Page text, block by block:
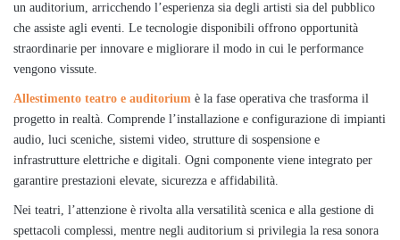
un auditorium, arricchendo l’esperienza sia degli artisti sia del pubblico
che assiste agli eventi. Le tecnologie disponibili offrono opportunità
straordinarie per innovare e migliorare il modo in cui le performance
vengono vissute.
Allestimento teatro e auditorium è la fase operativa che trasforma il
progetto in realtà. Comprende l’installazione e configurazione di impianti
audio, luci sceniche, sistemi video, strutture di sospensione e
infrastrutture elettriche e digitali. Ogni componente viene integrato per
garantire prestazioni elevate, sicurezza e affidabilità.
Nei teatri, l’attenzione è rivolta alla versatilità scenica e alla gestione di
spettacoli complessi, mentre negli auditorium si privilegia la resa sonora